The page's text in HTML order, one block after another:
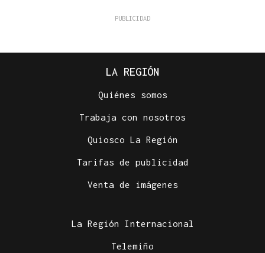
LA REGIÓN
Quiénes somos
Trabaja con nosotros
Quiosco La Región
Tarifas de publicidad
Venta de imágenes
La Región Internacional
Telemiño